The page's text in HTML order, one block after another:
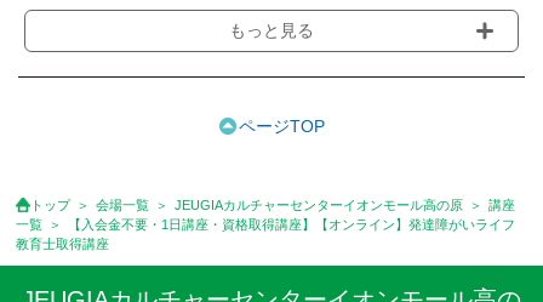
●受講料には運営費として１講座につき月額770円(税込)が含まれ
ております。また一部の講座では別途傷害保険料も含まれており
用は含まれておりません。
のでご確認ください。
●参加人数が一定に満たない場合、体験や講座開講を中止または延
期することがあります。
●その他、詳しい内容については、ご入会時にご説明をさせていた
もっと見る
ページTOP
トップ 会場一覧 JEUGIAカルチャーセンターイオンモール高の原
講座
一覧
【入会金不要・1日講座・資格取得講座】【オンライン】発達障がいライフ
教育士取得講座